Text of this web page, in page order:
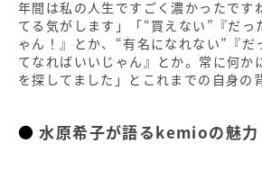
年間は私の人生ですごく濃かったです
てる気がします」「“買えない”『だっ
ゃん！』とか、“有名になれない”『だ
てなればいいじゃん』とか。常に何か
を探してました」とこれまでの自身の
水原希子が語るkemioの魅力